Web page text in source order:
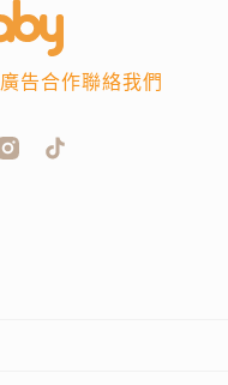
廣告合作聯絡我們